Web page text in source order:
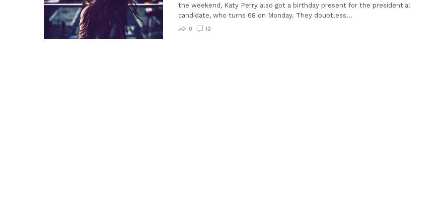
the weekend, Katy Perry also got a birthday present for the presidential
candidate, who turns 68 on Monday. They doubtless…
0
12